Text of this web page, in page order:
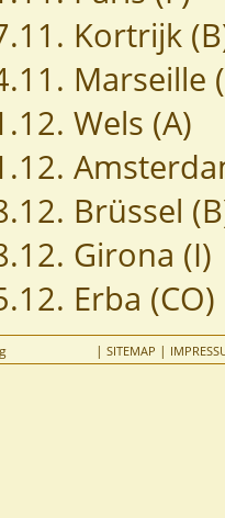
Kortrijk
Marseille
Wels (A)
Brüssel
Girona (I)
Erba (CO)
| SITEMAP |